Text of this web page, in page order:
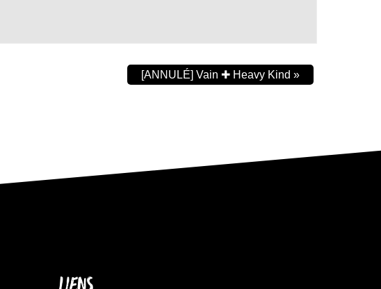
[ANNULÉ] Vain ✚ Heavy Kind »